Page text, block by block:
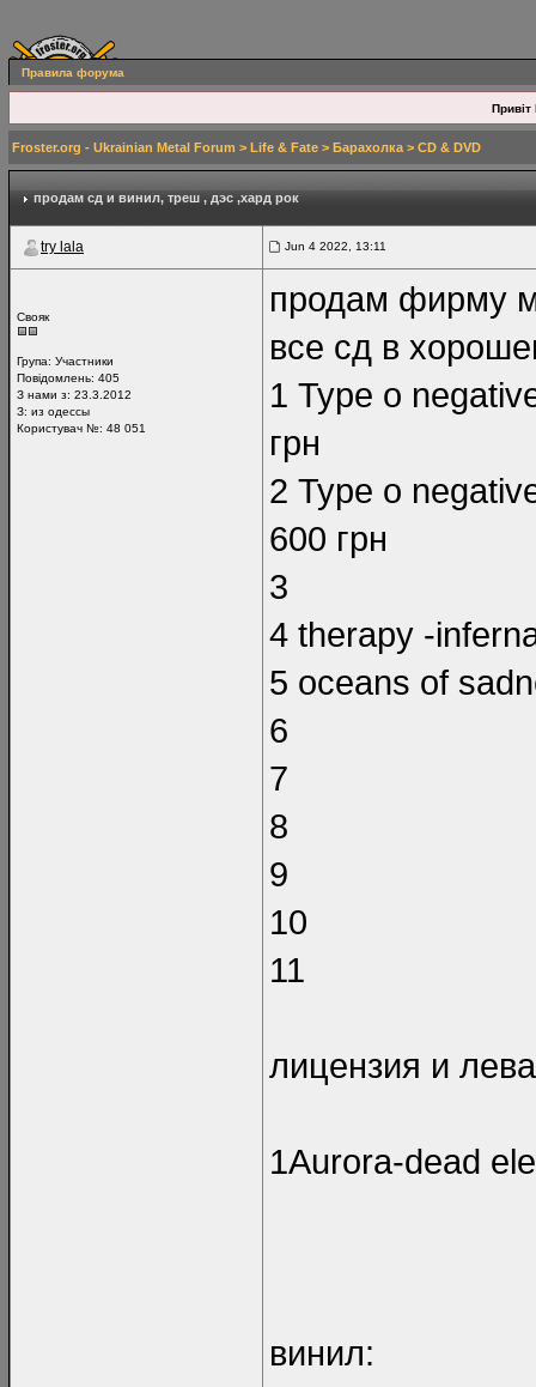
Правила форума
Привіт
Froster.org - Ukrainian Metal Forum > Life & Fate > Барахолка > СD & DVD
продам сд и винил, треш , дэс ,хард рок
try lala Jun 4 2022, 13:11
Свояк
Група: Участники
Повідомлень: 405
З нами з: 23.3.2012
З: из одессы
Користувач №: 48 051
продам фирму
все сд в
1 Type o
грн
2 Type o
600 грн
3
4 therapy -
5 oceans of
6
7
8
9
10
11
лицензия и
1Aurora-dead
винил: